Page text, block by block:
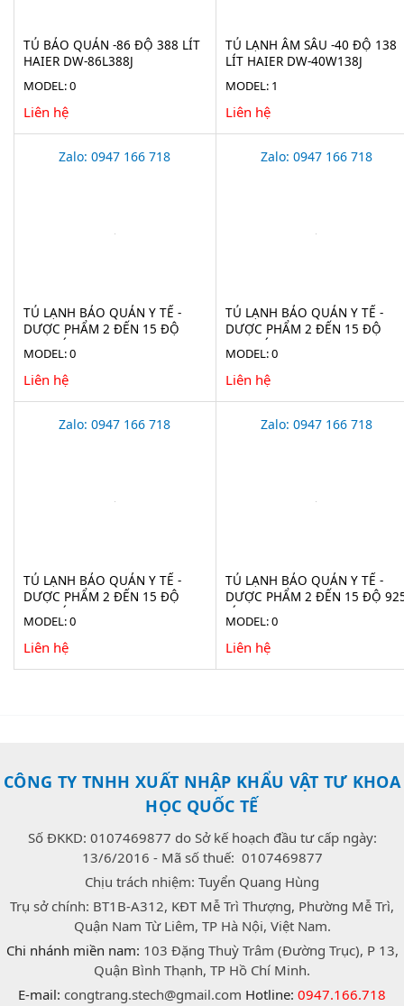
TỦ BẢO QUẢN -86 ĐỘ 388 LÍT
HAIER DW-86L388J
MODEL: 0
Liên hệ
TỦ LẠNH ÂM SÂU -40 ĐỘ 138
LÍT HAIER DW-40W138J
MODEL: 1
Liên hệ
Zalo: 0947 166 718
TỦ LẠNH BẢO QUẢN Y TẾ -
DƯỢC PHẨM 2 ĐẾN 15 ĐỘ
2100 LÍT EVERMED LR 2100
(ADVANCED)
MODEL: 0
Liên hệ
Zalo: 0947 166 718
TỦ LẠNH BẢO QUẢN Y TẾ -
DƯỢC PHẨM 2 ĐẾN 15 ĐỘ
1365 LÍT LR 1365 (ADVANCED)
MODEL: 0
Liên hệ
Zalo: 0947 166 718
TỦ LẠNH BẢO QUẢN Y TẾ -
DƯỢC PHẨM 2 ĐẾN 15 ĐỘ
1160 LÍT LR 1160
MODEL: 0
Liên hệ
Zalo: 0947 166 718
TỦ LẠNH BẢO QUẢN Y TẾ -
DƯỢC PHẨM 2 ĐẾN 15 ĐỘ
LÍT LR 925 (ADVANCED)
MODEL: 0
Liên hệ
CÔNG TY TNHH XUẤT NHẬP KHẨU VẬT TƯ KHOA
HỌC QUỐC TẾ
Số ĐKKD: 0107469877 do Sở kế hoạch đầu tư cấp ngày:
13/6/2016 - Mã số thuế: 0107469877
Chịu trách nhiệm: Tuyển Quang Hùng
Trụ sở chính: BT1B-A312, KĐT Mễ Trì Thượng, Phường Mễ Trì,
Quận Nam Từ Liêm, TP Hà Nội, Việt Nam.
Chi nhánh miền nam: 103 Đặng Thuỳ Trâm (Đường Trục), P 13,
Quận Bình Thạnh, TP Hồ Chí Minh.
E-mail: congtrang.stech@gmail.com Hotline: 0947.166.718